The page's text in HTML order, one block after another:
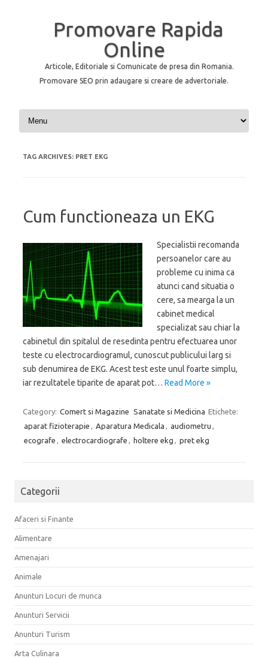
Promovare Rapida
Online
Articole, Editoriale si Comunicate de presa din Romania.
Promovare SEO prin adaugare si creare de advertoriale.
Skip to content
TAG ARCHIVES: PRET EKG
Cum functioneaza un EKG
Specialistii recomanda
persoanelor care au
probleme cu inima ca
atunci cand situatia o
cere, sa mearga la un
cabinet medical
specializat sau chiar la
cabinetul din spitalul de resedinta pentru efectuarea unor
teste cu electrocardiogramul, cunoscut publicului larg si
sub denumirea de EKG. Acest test este unul foarte simplu,
iar rezultatele tiparite de aparat pot… Read More »
Category: Comert si Magazine Sanatate si Medicina Etichete:
aparat fizioterapie , Aparatura Medicala , audiometru ,
ecografe , electrocardiografe , holtere ekg , pret ekg
Categorii
Afaceri si Finante
Alimentare
Amenajari
Animale
Anunturi Locuri de munca
Anunturi Servicii
Anunturi Turism
Arta Culinara